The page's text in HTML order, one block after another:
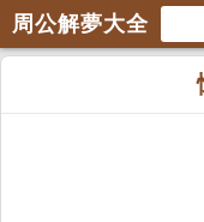
周公解夢大全